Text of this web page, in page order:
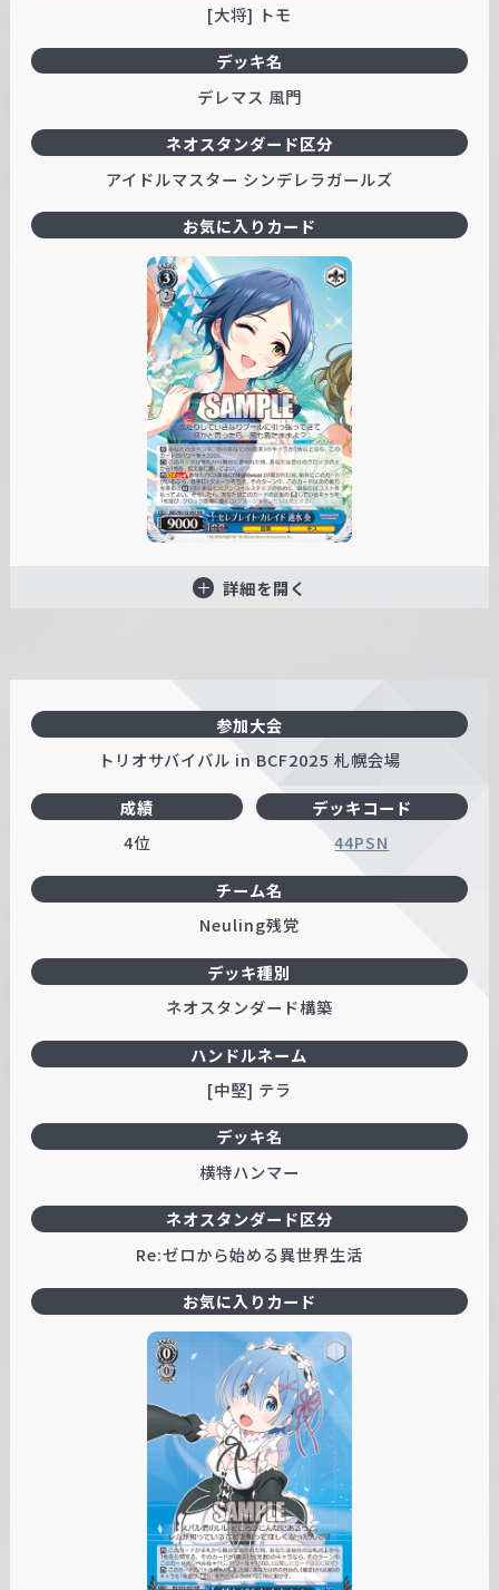
[大将] トモ
デッキ名
デレマス 風門
ネオスタンダード区分
アイドルマスター シンデレラガールズ
お気に入りカード
詳細を開く
参加大会
トリオサバイバル in BCF2025 札幌会場
成績
4位
ハンドルネーム
[中堅] テラ
デッキコード
44PSN
チーム名
Neuling残党
デッキ名
横特ハンマー
デッキ種別
ネオスタンダード構築
ネオスタンダード区分
Re:ゼロから始める異世界生活
お気に入りカード